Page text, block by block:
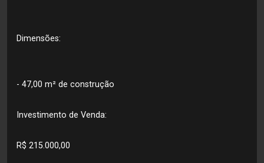
Dimensões:
- 47,00 m² de construção
Investimento de Venda:
R$ 215.000,00